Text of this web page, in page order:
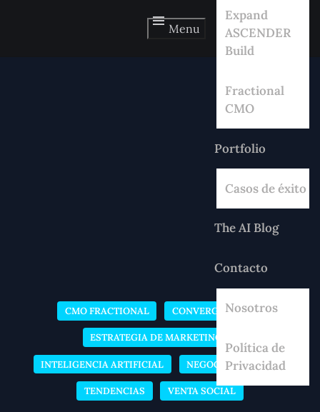
Menu
Expand
ASCENDER
Build
Fractional
CMO
Portfolio
Casos de éxito
The AI Blog
Contacto
Nosotros
Política de
Privacidad
CMO FRACTIONAL CONVERGENCIA
ESTRATEGIA DE MARKETING
INTELIGENCIA ARTIFICIAL NEGOCIO DIGITAL
TENDENCIAS VENTA SOCIAL